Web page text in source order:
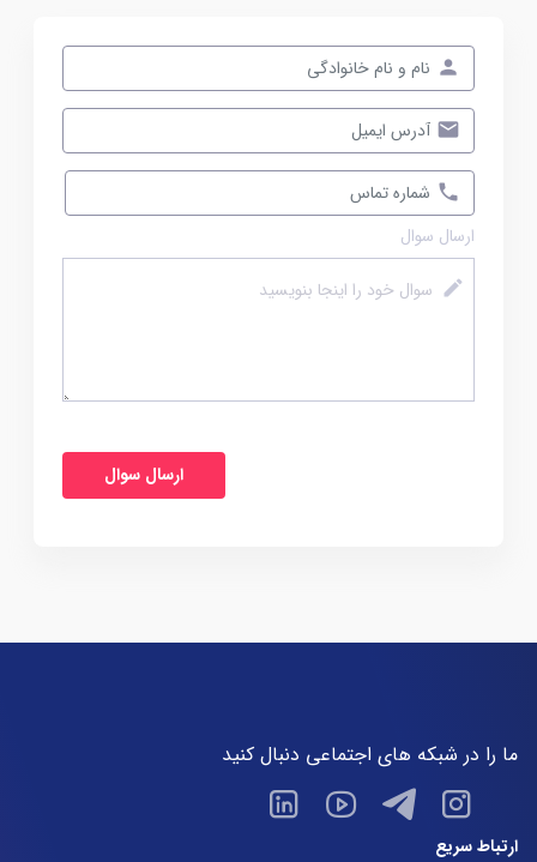
ارسال سوال
ارتباط سریع
ما را در شبکه های اجتماعی دنبال کنید